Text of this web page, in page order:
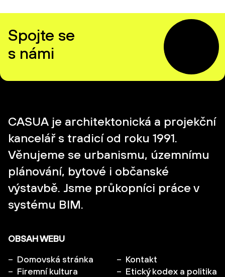
Spojte se
s námi
CASUA je architektonická a projekční
kancelář s tradicí od roku 1991.
Věnujeme se urbanismu, územnímu
plánování, bytové i občanské
výstavbě. Jsme průkopníci práce v
systému BIM.
OBSAH WEBU
Domovská stránka
Firemní kultura
Kontakt
Etický kodex a politika